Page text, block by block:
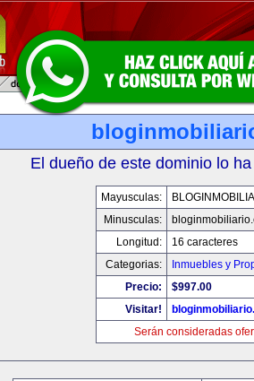
El dueño de este dominio lo
Mayusculas:
Minusculas:
Longitud:
16 caracteres
Categorias:
Inmuebles y
Precio:
$997.00
Visitar!
Serán consideradas